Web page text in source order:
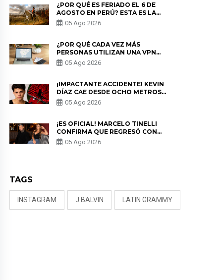
¿POR QUÉ ES FERIADO EL 6 DE
AGOSTO EN PERÚ? ESTA ES LA
HISTORIA
05 Ago 2026
¿POR QUÉ CADA VEZ MÁS
PERSONAS UTILIZAN UNA VPN
PARA PROTEGER SU
PRIVACIDAD?
05 Ago 2026
¡IMPACTANTE ACCIDENTE! KEVIN
DÍAZ CAE DESDE OCHO METROS
EN “ESTO ES GUERRA” Y GENERA
PREOCUPACIÓN
05 Ago 2026
¡ES OFICIAL! MARCELO TINELLI
CONFIRMA QUE REGRESÓ CON
MILETT FIGUEROA: “EL AMOR
PUDO MÁS”
05 Ago 2026
TAGS
INSTAGRAM J BALVIN LATIN GRAMMY